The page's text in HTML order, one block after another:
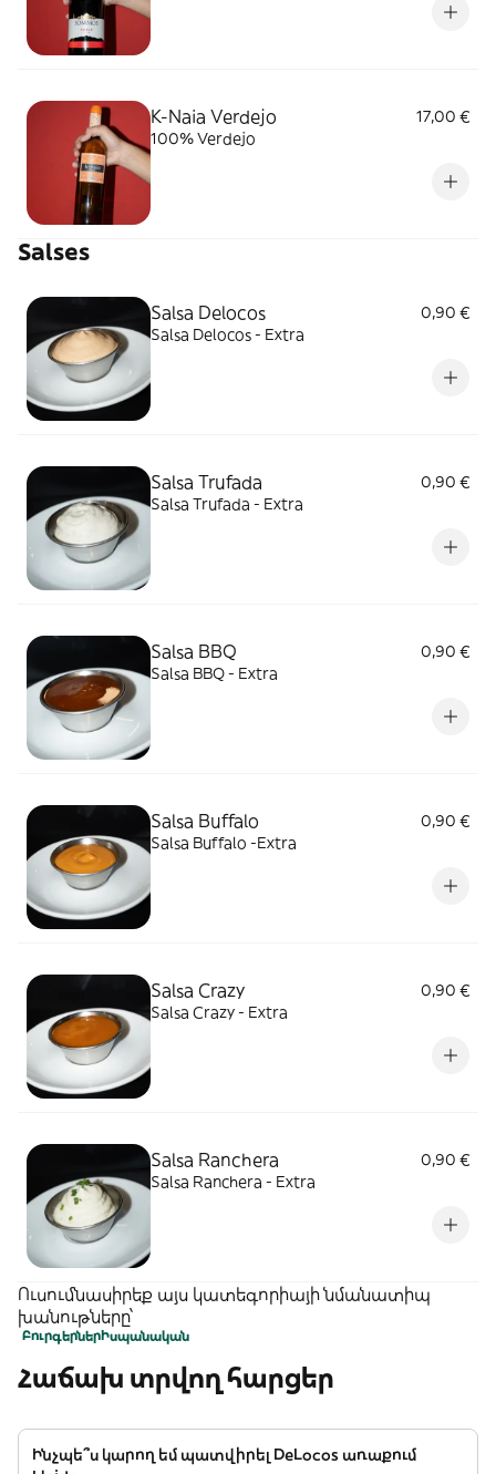
K-Naia Verdejo
17,00 €
100% Verdejo
Salses
Salsa Delocos
0,90 €
Salsa Delocos - Extra
Salsa Trufada
0,90 €
Salsa Trufada - Extra
Salsa BBQ
0,90 €
Salsa BBQ - Extra
Salsa Buffalo
0,90 €
Salsa Buffalo -Extra
Salsa Crazy
0,90 €
Salsa Crazy - Extra
Salsa Ranchera
0,90 €
Salsa Ranchera - Extra
Ուսումնասիրեք այս կատեգորիայի նմանատիպ
խանութները՝
ԲուրգերներԻսպանական
Հաճախ տրվող հարցեր
Ինչպե՞ս կարող եմ պատվիրել DeLocos առաքում